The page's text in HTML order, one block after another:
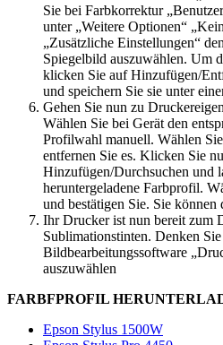
Sie bei Farbkorrektur
unter „Weitere Optionen“
„Zusätzliche Einstellungen“
Spiegelbild auszuwählen. Um
klicken Sie auf Hinzufügen/
und speichern Sie sie unter
Gehen Sie nun zu
Wählen Sie bei Gerät den
Profilwahl manuell. Wählen
entfernen Sie es. Klicken Sie
Hinzufügen/Durchsuchen und
heruntergeladene Farbprofil.
und bestätigen Sie. Sie können
Ihr Drucker ist nun bereit zum
Sublimationstinten. Denken
Bildbearbeitungssoftware
auszuwählen
FARBFPROFIL
Epson Stylus 1500W